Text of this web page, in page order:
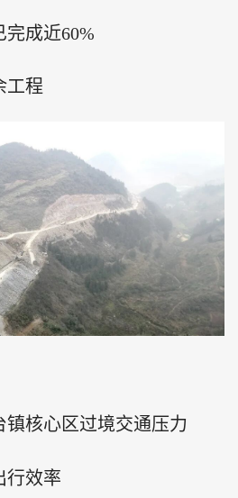
成近60%
工程
镇核心区过境交通压力
行效率